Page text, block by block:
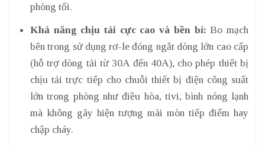
phòng tối.
Khả năng chịu tải cực cao và bền bỉ: Bo mạch
bên trong sử dụng rơ-le đóng ngắt dòng lớn cao cấp
(hỗ trợ dòng tải từ 30A đến 40A), cho phép thiết bị
chịu tải trực tiếp cho chuỗi thiết bị điện công suất
lớn trong phòng như điều hòa, tivi, bình nóng lạnh
mà không gây hiện tượng mài mòn tiếp điểm hay
chập cháy.